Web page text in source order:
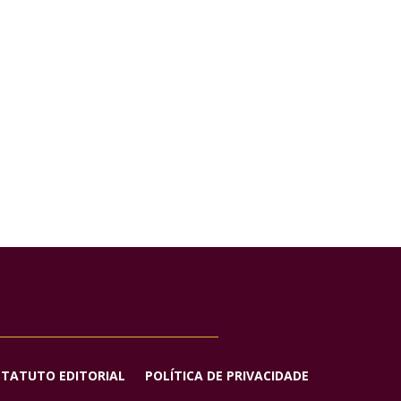
EDITORIAL
POLÍTICA DE PRIVACIDADE